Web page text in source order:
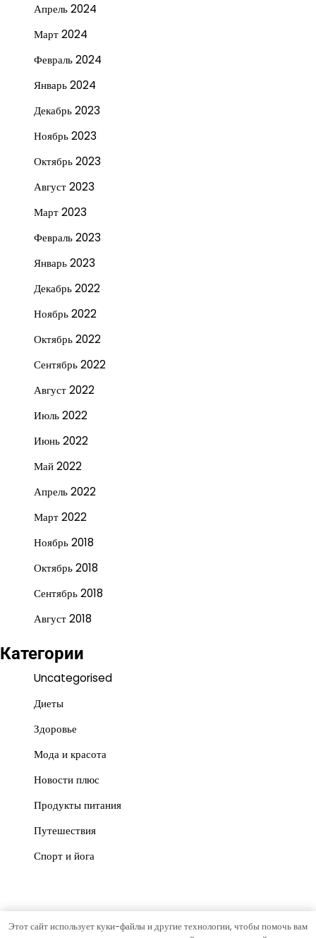
Апрель 2024
Март 2024
Февраль 2024
Январь 2024
Декабрь 2023
Ноябрь 2023
Октябрь 2023
Август 2023
Март 2023
Февраль 2023
Январь 2023
Декабрь 2022
Ноябрь 2022
Октябрь 2022
Сентябрь 2022
Август 2022
Июль 2022
Июнь 2022
Май 2022
Апрель 2022
Март 2022
Ноябрь 2018
Октябрь 2018
Сентябрь 2018
Август 2018
Категории
Uncategorised
Диеты
Здоровье
Мода и красота
Новости плюс
Продукты питания
Путешествия
Спорт и йога
Copyright © 2026Красота и польза Тема News Store от
Этот сайт использует куки-файлы и другие технологии, чтобы помочь вам